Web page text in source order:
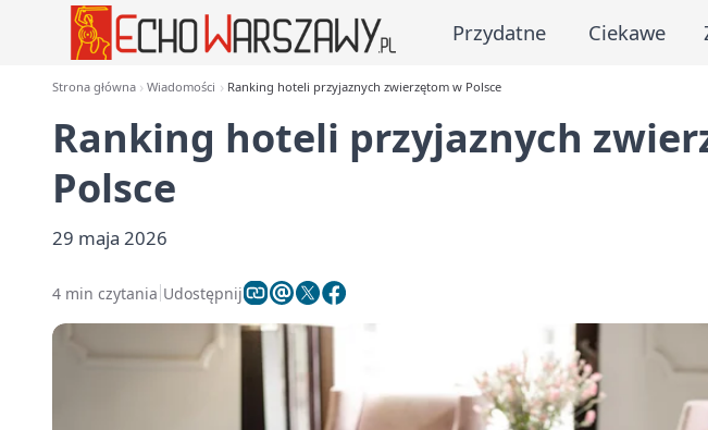
Przydatne Ciekawe
Strona główna Wiadomości Ranking hoteli przyjaznych zwierzętom w Polsce
Ranking hoteli przyjaznych
Polsce
29 maja 2026
4 min czytania Udostępnij